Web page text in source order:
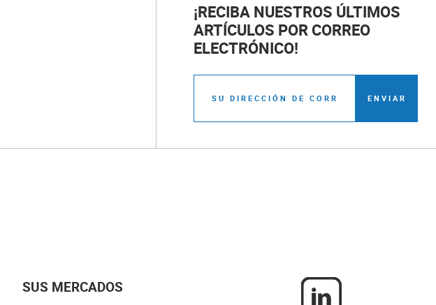
¡RECIBA NUESTROS ÚLTIMOS
ARTÍCULOS POR CORREO
ELECTRÓNICO!
SUS MERCADOS